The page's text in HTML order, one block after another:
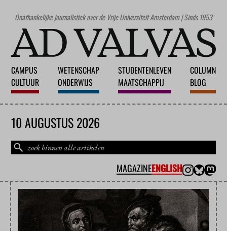
Onafhankelijke journalistiek over de Vrije Universiteit Amsterdam | Sinds 1953
CAMPUS
CULTUUR
WETENSCHAP
ONDERWIJS
STUDENTENLEVEN
MAATSCHAPPIJ
COLUMN
BLOG
10 AUGUSTUS 2026
MAGAZINEENGLISH